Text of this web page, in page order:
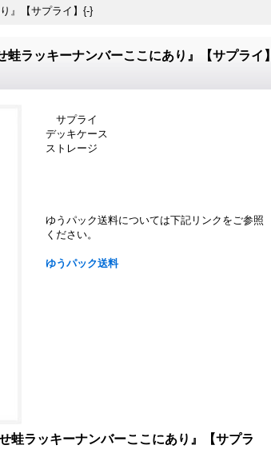
』【サプライ】{-}
ラッキーナンバーここにあり』【サプライ】
サプライ
デッキケース
ストレージ
ゆうパック送料については下記リンクをご参照
ください。
ゆうパック送料
蛙ラッキーナンバーここにあり』【サプラ